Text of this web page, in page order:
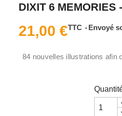
DIXIT 6 MEMORIES
21,00 €TTC Envoyé
84 nouvelles illustrations afin